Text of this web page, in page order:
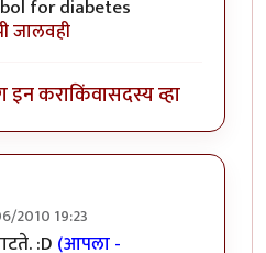
जालवही
इन कराकिंवासदस्य व्हा
2010 19:23
:D (आपला -